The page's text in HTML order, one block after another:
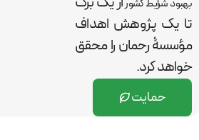
بهبود شرایط کشور
تا یک پژوهش اهداف
مؤسسۀ رحمان رامحقق
خواهد کرد.
حمایت